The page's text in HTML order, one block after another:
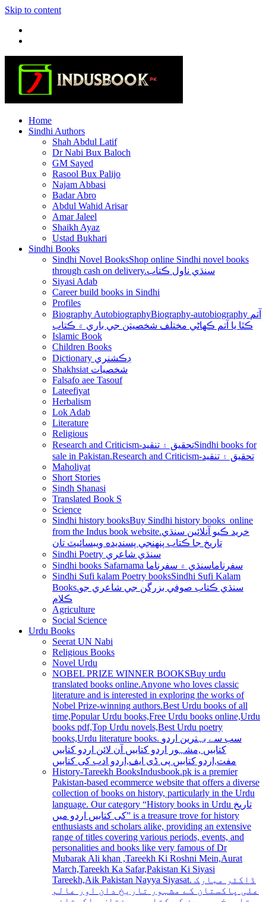
Skip to content
Home
Sindhi Authors
Shah Abdul Latif
Dr Nabi Bux Baloch
GM Sayed
Rasool Bux Palijo
Najam Abbasi
Badar Abro
Abdul Wahid Arisar
Amar Jaleel
Shaikh Ayaz
Ustad Bukhari
Sindhi Books
Sindhi Novel BooksShop online Sindhi novel books
through cash on delivery.سنڌي ناول ڪتاب
Siyasi Adab
Career build books in Sindhi
Profiles
Biography AutobiographyBiography-autobiography آتم
ڪٿا يا آتم ڪھاڻي مختلف شخصيتن جي باري ۾ ڪتاب
Islamic Book
Children Books
Dictionary ڊڪشنري
Shakhsiat شخصيات
Falsafo aee Tasouf
Lateefiyat
Herbalism
Lok Adab
Literature
Religious
Research and Criticism-تحقيق ۽ تنقيدSindhi books for
sale in Pakistan.Research and Criticism-تحقيق ۽ تنقيد
Maholiyat
Short Stories
Sindh Shanasi
Translated Book S
Science
Sindhi history booksBuy Sindhi history books online
from the Indus book website.خريد ڪيو آنلائين سنڌي
تاريخ جا ڪتاب پنھنجي پسنديده ويبسائيٽ تان
Sindhi Poetry سنڌي شاعري
Sindhi books Safarnama سفرناماسنڌي ۾ سفرناما
Sindhi Sufi kalam Poetry booksSindhi Sufi Kalam
Books.سنڌي ڪتاب صوفي بزرگن جي شاعري جو
ڪلام
Agriculture
Social Science
Urdu Books
Seerat UN Nabi
Religious Books
Novel Urdu
NOBEL PRIZE WINNER BOOKSBuy urdu
translated books online.Anyone who loves classic
literature and is interested in exploring the works of
Nobel Prize-winning authors.Best Urdu books of all
time,Popular Urdu books,Free Urdu books online,Urdu
books pdf,Top Urdu novels,Best Urdu poetry
books,Urdu literature books. سب سے بہترین اردو
کتابیں ,مشہور اردو کتابیں آن لائن اردو کتابیں
مفت,اردو کتابیں پی ڈی ایف,اردو ادب کی کتابیں
History-Tareekh BooksIndusbook.pk is a premier
Pakistan-based ecommerce website that offers a diverse
collection of books on history, particularly in the Urdu
language. Our category “History books in Urdu تاریخ
کی کتابیں اردو میں” is a treasure trove for history
enthusiasts and scholars alike, providing an extensive
range of titles covering various periods, events, and
personalities and books like very famous of Dr
Mubarak Ali khan ,Tareekh Ki Roshni Mein,Aurat
March,Tareekh Ka Safar,Pakistan Ki Siyasi
Tareekh,Aik Pakistan Nayya Siyasat. ڈاکٹر مبارک
علی پاکستان کے مشہور تاریخ دان اور عالم